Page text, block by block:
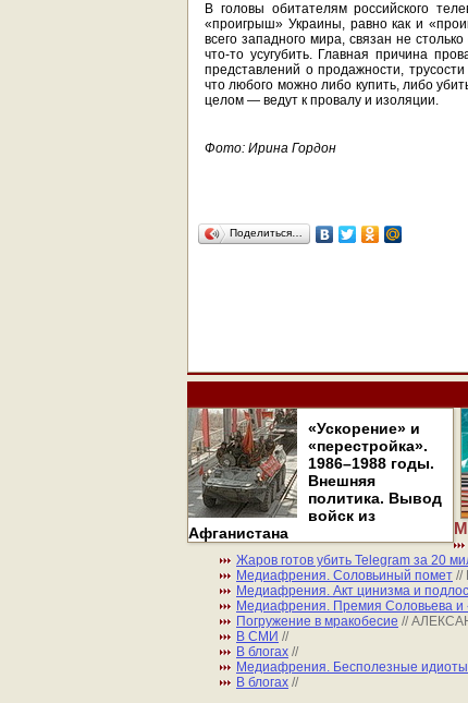
В головы обитателям российского
«проигрыш» Украины, равно как и
всего западного мира, связан не
что-то усугубить. Главная причина
представлений о продажности,
что любого можно либо купить, либо
целом — ведут к провалу и изоляции.
Фото: Ирина Гордон
Поделиться…
«Ускорение» и
«перестройка».
1986–1988 годы.
Внешняя
политика. Вывод
войск из
Афганистана
Жаров готов убить Telegram за 20
Медиафрения. Соловьиный помет //
Медиафрения. Акт цинизма и
Медиафрения. Премия Соловьева и
Погружение в мракобесие //
В СМИ //
В блогах //
Медиафрения. Бесполезные идиоты
В блогах //